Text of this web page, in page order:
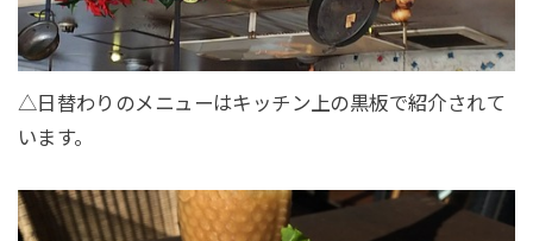
△日替わりのメニューはキッチン上の黒板で紹介されて
います。